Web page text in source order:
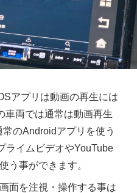
アプリは動画の再生には
車両では通常は動画再生
のAndroidアプリを使う
ライムビデオやYouTube
う事ができます。
面を注視・操作する事は